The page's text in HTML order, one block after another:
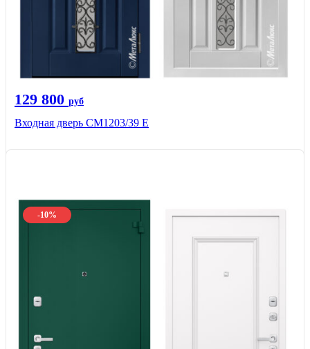
129 800 руб
Входная дверь СМ1203/39 E
-10%